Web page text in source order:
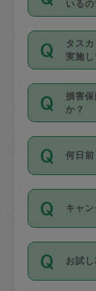
金の
動計
は２
・夜
開始
能で
んに
い。
時間
きる
する
確認
基本
外で
いる
主婦
方、
育園
係の
すで
てお
社員
登録
日本
ール
タス
実施
応募
を行
写真
確認
ング
現場
ジさ
※テス
損害
か？
依頼
を通
適用
です
をさ
す。
何日
ご依
以降
す。
タス
可能
キャ
キャ
す。
お試